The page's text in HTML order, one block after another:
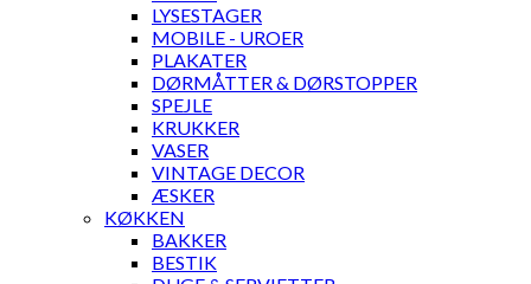
LYSESTAGER
MOBILE - UROER
PLAKATER
DØRMÅTTER & DØRSTOPPER
SPEJLE
KRUKKER
VASER
VINTAGE DECOR
ÆSKER
KØKKEN
BAKKER
BESTIK